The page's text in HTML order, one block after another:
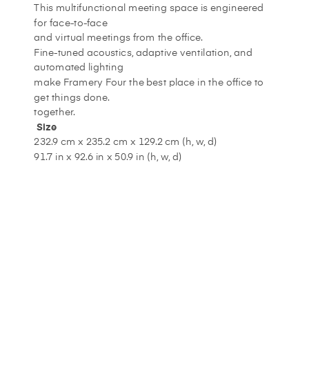
This multifunctional meeting space is engineered
for face-to-face
and virtual meetings from the office.
Fine-tuned acoustics, adaptive ventilation, and
automated lighting
make Framery Four the best place in the office to
get things done.
together.
Size
232.9 cm x 235.2 cm x 129.2 cm (h, w, d)
91.7 in x 92.6 in x 50.9 in (h, w, d)